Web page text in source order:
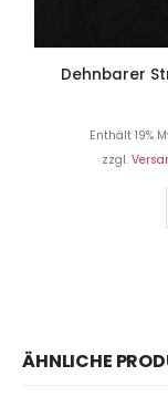
Dehnbarer
Enthält 19%
zzgl.
ÄHNLICHE